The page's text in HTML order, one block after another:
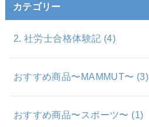
カテゴリー
2. 社労士合格体験記 (4)
おすすめ商品〜MAMMUT〜 (3)
おすすめ商品〜スポーツ〜 (1)